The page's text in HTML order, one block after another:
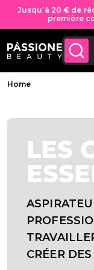
Jusqu’à 20 € de
première
CONTENU
Fil d'Ariane
Home
LES
CRÉER